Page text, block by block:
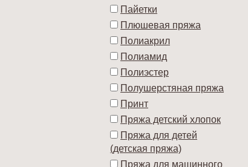
Пайетки
Плюшевая пряжа
Полиакрил
Полиамид
Полиэстер
Полушерстяная пряжа
Принт
Пряжа детский хлопок
Пряжа для детей
(детская пряжа)
Пряжа для машинного